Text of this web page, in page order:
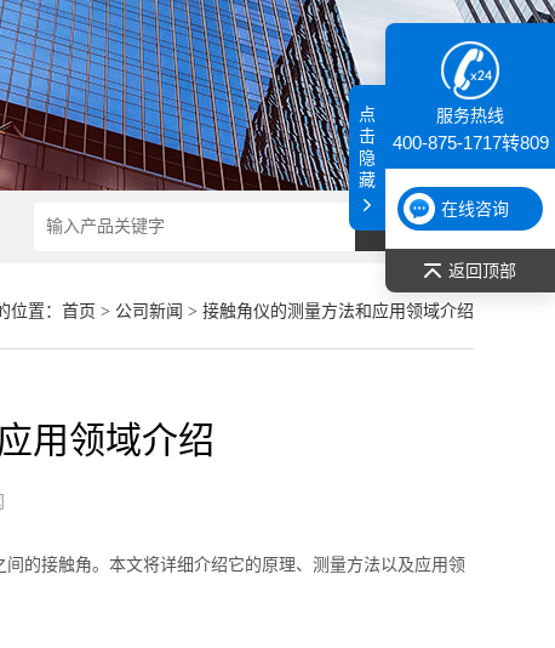
位置： 首页 > 公司新闻 > 接触角仪的测量方法和应用领域介绍
用领域介绍
的接触角。本文将详细介绍它的原理、测量方法以及应用领
服务热线
400-875-1717转809
在线咨询
返回顶部
点
击
隐
藏